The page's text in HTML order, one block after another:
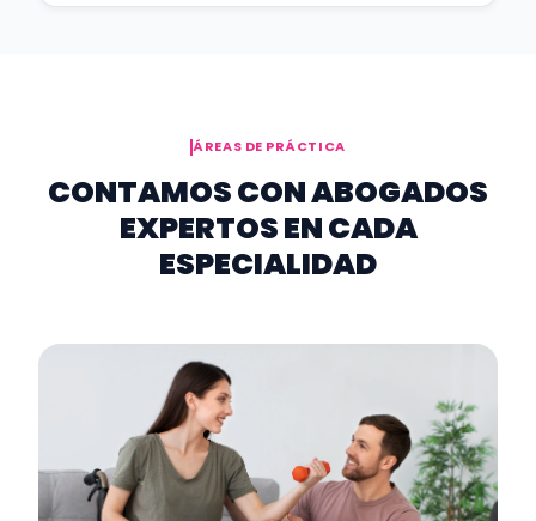
ÁREAS DE PRÁCTICA
CONTAMOS CON ABOGADOS
EXPERTOS EN CADA
ESPECIALIDAD